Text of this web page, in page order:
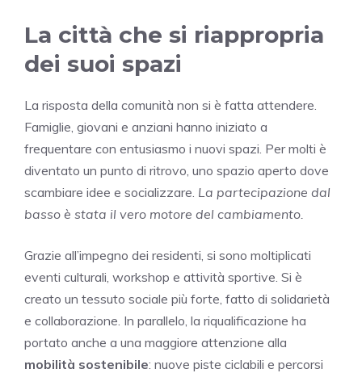
La città che si riappropria
dei suoi spazi
La risposta della comunità non si è fatta attendere.
Famiglie, giovani e anziani hanno iniziato a
frequentare con entusiasmo i nuovi spazi. Per molti è
diventato un punto di ritrovo, uno spazio aperto dove
scambiare idee e socializzare. La partecipazione dal
basso è stata il vero motore del cambiamento.
Grazie all’impegno dei residenti, si sono moltiplicati
eventi culturali, workshop e attività sportive. Si è
creato un tessuto sociale più forte, fatto di solidarietà
e collaborazione. In parallelo, la riqualificazione ha
portato anche a una maggiore attenzione alla
mobilità sostenibile: nuove piste ciclabili e percorsi